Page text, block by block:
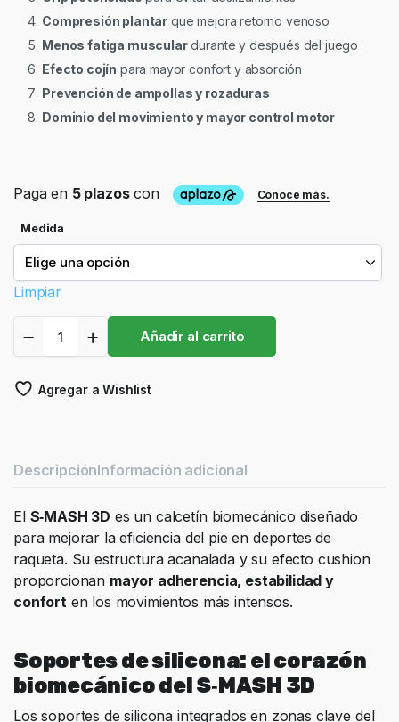
Compresión plantar que mejora retorno venoso
Menos fatiga musculardurante y después del juego
Efecto cojín para mayor confort y absorción
Prevención de ampollas y rozaduras
Dominio del movimiento y mayor control motor
Medida
Limpiar
Biomecánico
Floky
Mash
Añadir al carrito
Agregar a Wishlist
DescripciónInformación adicional
El S‑MASH 3D es un calcetín biomecánico diseñado
para mejorar la eficiencia del pie en deportes de
raqueta. Su estructura acanalada y su efecto cushion
proporcionan mayor adherencia, estabilidad y
conforten los movimientos más intensos.
Soportes de silicona: el corazón
biomecánico del S‑MASH 3D
Los soportes de silicona integrados en zonas clave del